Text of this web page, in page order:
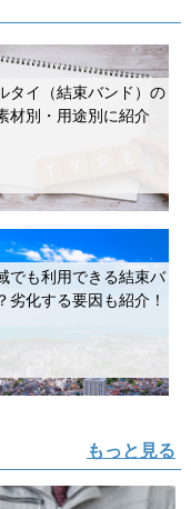
タイ（結束バンド）の
材別・用途別に紹介
でも利用できる結束バ
劣化する要因も紹介！
もっと見る